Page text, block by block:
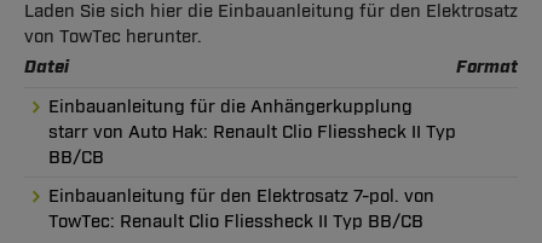
Laden Sie sich hier die Einbauanleitung für den Elektrosatz
von TowTec herunter.
Datei Format
Einbauanleitung für die Anhängerkupplung
starr von Auto Hak: Renault Clio Fliessheck II Typ
BB/CB
Einbauanleitung für den Elektrosatz 7-pol. von
TowTec: Renault Clio Fliessheck II Typ BB/CB